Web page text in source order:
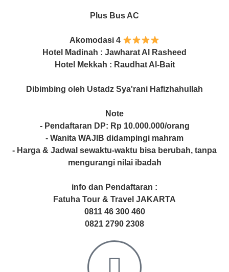
Plus Bus AC
Akomodasi 4
Hotel Madinah : Jawharat Al Rasheed
Hotel Mekkah : Raudhat Al-Bait
Dibimbing oleh Ustadz Sya'rani Hafizhahullah
Note
- Pendaftaran DP: Rp 10.000.000/orang
- Wanita WAJIB didampingi mahram
- Harga & Jadwal sewaktu-waktu bisa berubah, tanpa
mengurangi nilai ibadah
info dan Pendaftaran :
Fatuha Tour & Travel JAKARTA
0811 46 300 460
0821 2790 2308